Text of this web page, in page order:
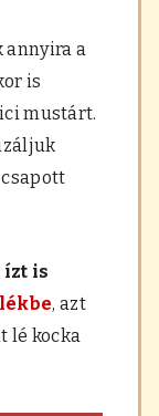
annyira a
is
mustárt.
ízt is
, azt
lé kocka